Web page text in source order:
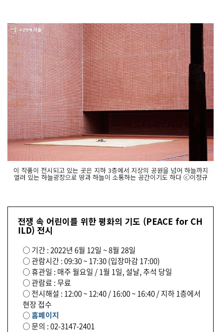
이 작품이 전시되고 있는 곳은 지하 3층에서 지상의 공원을 넘어 하늘까지
열려 있는 하늘광장으로 땅과 하늘이 소통하는 공간이기도 하다 ⓒ이정규
전쟁 속 어린이를 위한 평화의 기도 (PEACE for CH
ILD) 전시
○ 기간 : 2022년 6월 12일 ~ 8월 28일
○ 관람시간 : 09:30 ~ 17:30 (입장마감 17:00)
○ 휴관일 : 매주 월요일 / 1월 1일, 설날, 추석 당일
○ 관람료 : 무료
○ 전시해설 : 12:00 ~ 12:40 / 16:00 ~ 16:40 / 지하 1층에서
현장 접수
○홈페이지
○ 문의 : 02-3147-2401